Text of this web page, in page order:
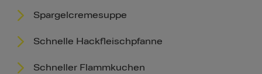
Spargelcremesuppe
Schnelle Hackfleischpfanne
Schneller Flammkuchen